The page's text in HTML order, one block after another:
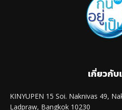
เกี่ยวกับ
KINYUPEN 15 Soi. Naknivas 49,
Ladpraw, Bangkok 10230